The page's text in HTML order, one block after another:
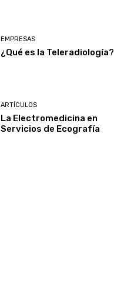
EMPRESAS
¿Qué es la Teleradiología?
ARTÍCULOS
La Electromedicina en
Servicios de Ecografía